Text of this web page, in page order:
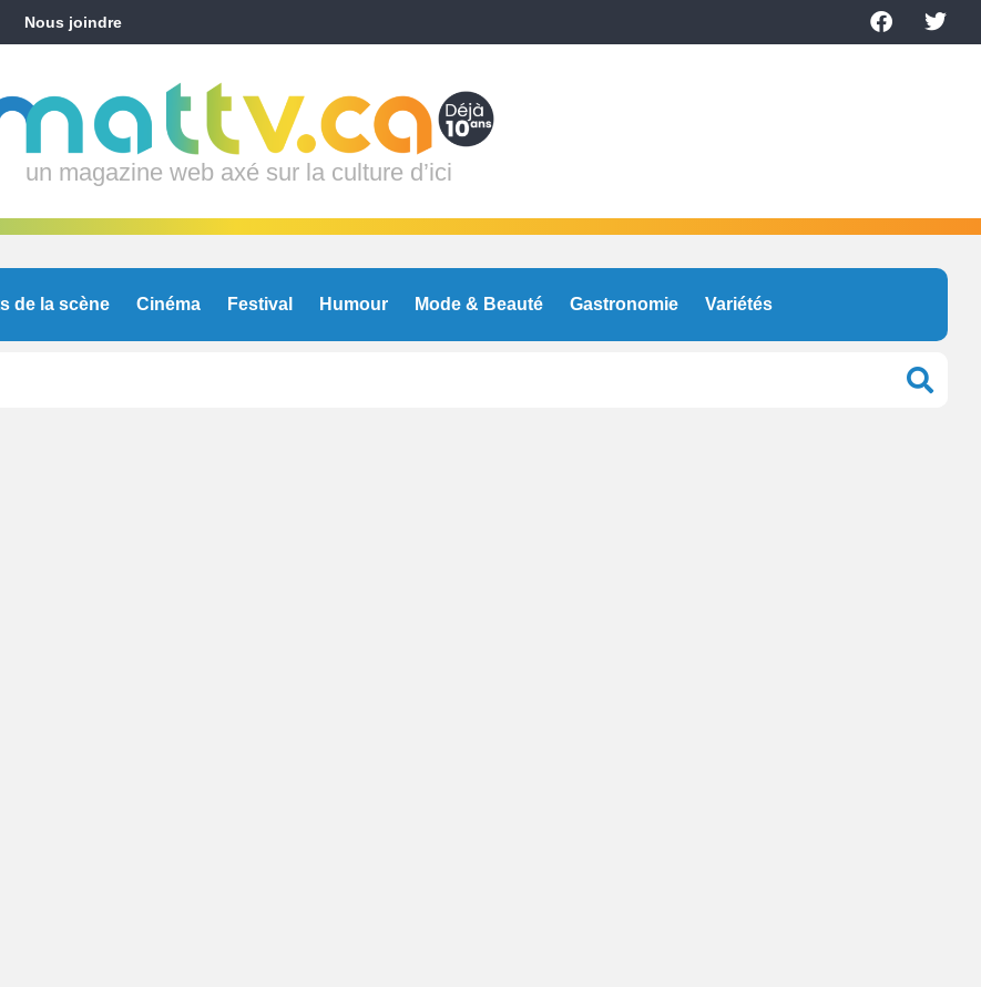
Nous joindre
un magazine web axé sur la culture d’ici
de la scène Cinéma Festival Humour Mode & Beauté Gastronomie Variétés